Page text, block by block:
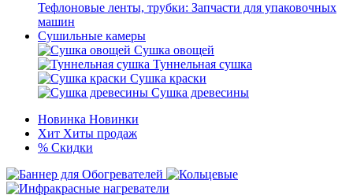
Тефлоновые ленты, трубки: Запчасти для упаковочных
машин
Сушильные камеры
Сушка овощей
Туннельная сушка
Сушка краски
Сушка древесины
Новинка Новинки
Хит Хиты продаж
% Скидки